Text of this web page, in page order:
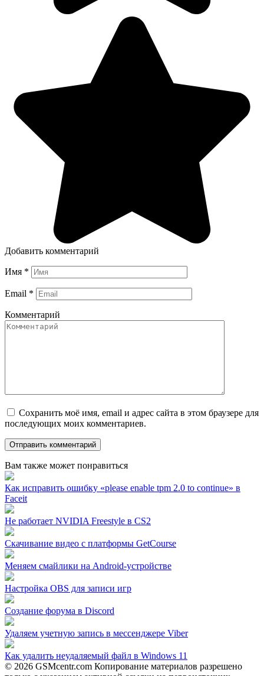
Добавить комментарий
Имя *
Email *
Комментарий
Сохранить моё имя, email и адрес сайта в этом браузере для
последующих моих комментариев.
Вам также может понравиться
Как исправить ошибку «please enable tpm 2.0 to continue» в
Faceit
Не работает NVIDIA Freestyle в CS2
Скачивание видео с платформы GetCourse
Меняем смайлики на Android-устройстве
Настройка OBS для записи игр
Создание форума в Discord
Удаляем учетную запись в мессенджере Viber
Как удалить неудаляемый файл в Windows 11
© 2026 GSMcentr.com Копирование материалов разрешено